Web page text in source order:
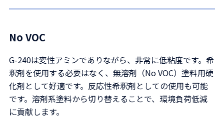
No VOC
G-240は変性アミンでありながら、非常に低粘度です。希
釈剤を使用する必要はなく、無溶剤（No VOC）塗料用硬
化剤として好適です。反応性希釈剤としての使用も可能
です。溶剤系塗料から切り替えることで、環境負荷低減
に貢献します。